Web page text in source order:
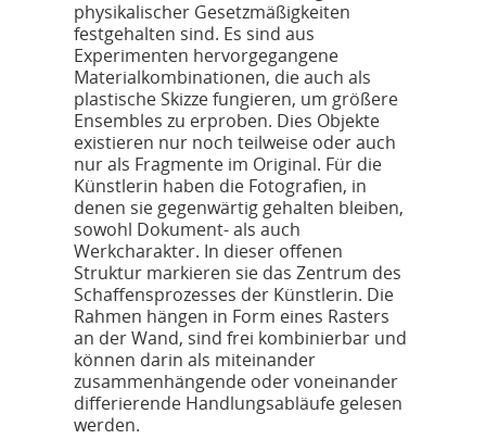
physikalischer Gesetzmäßigkeiten
festgehalten sind. Es sind aus
Experimenten hervorgegangene
Materialkombinationen, die auch als
plastische Skizze fungieren, um größere
Ensembles zu erproben. Dies Objekte
existieren nur noch teilweise oder auch
nur als Fragmente im Original. Für die
Künstlerin haben die Fotografien, in
denen sie gegenwärtig gehalten bleiben,
sowohl Dokument- als auch
Werkcharakter. In dieser offenen
Struktur markieren sie das Zentrum des
Schaffensprozesses der Künstlerin. Die
Rahmen hängen in Form eines Rasters
an der Wand, sind frei kombinierbar und
können darin als miteinander
zusammenhängende oder voneinander
differierende Handlungsabläufe gelesen
werden.